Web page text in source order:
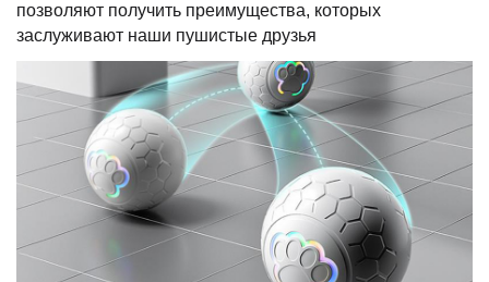
позволяют получить преимущества, которых
заслуживают наши пушистые друзья